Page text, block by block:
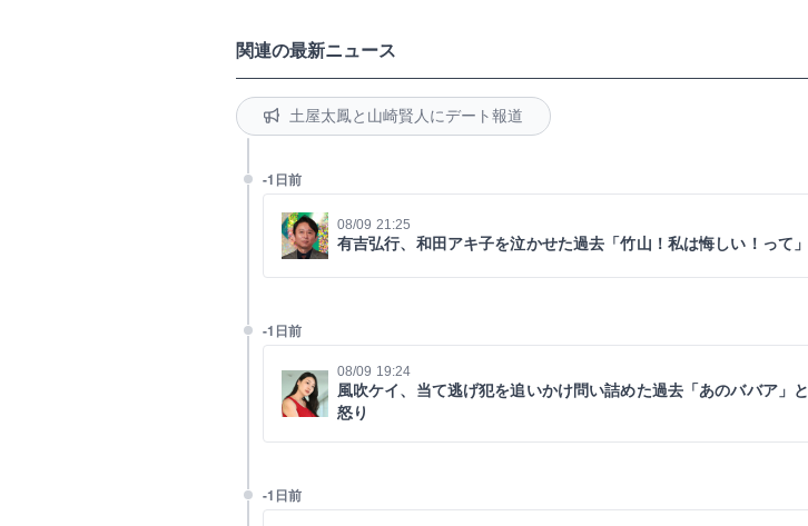
関連の最新ニュース
土屋太鳳と山崎賢人にデート報道
-1日前
08/09 21:25
有吉弘行、和田アキ子を泣かせた過去「竹山！私は悔しい！って」
-1日前
08/09 19:24
風吹ケイ、当て逃げ犯を追いかけ問い詰めた過去「あのババア」と
怒り
-1日前